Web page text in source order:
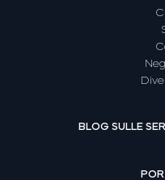
BLOG SULLE